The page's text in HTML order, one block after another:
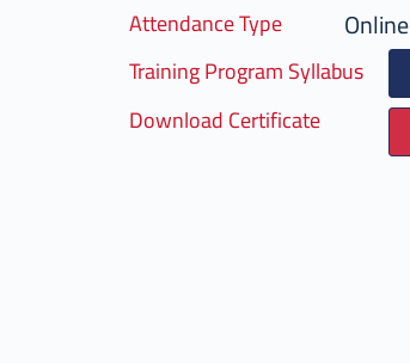
Attendance Type Online
Training Program Syllabus
Download Certificate